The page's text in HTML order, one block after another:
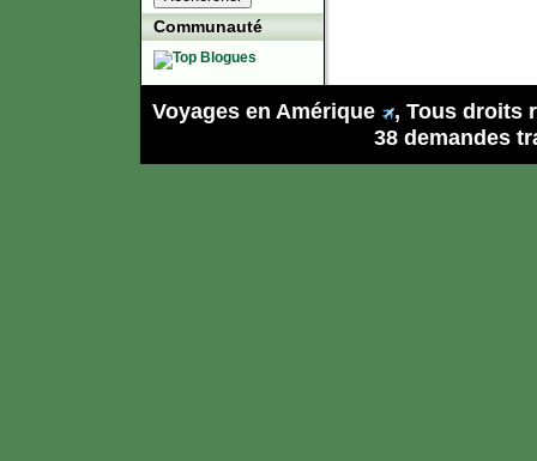
Communauté
Voyages en Amérique
, Tous droits
38 demandes